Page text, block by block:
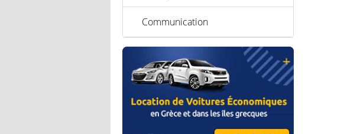
Communication